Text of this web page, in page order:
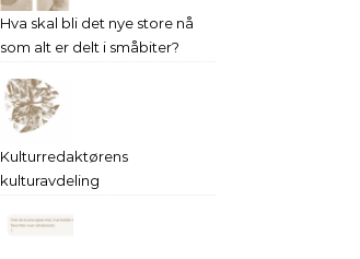
Hva skal bli det nye store nå
som alt er delt i småbiter?
Kulturredaktørens
kulturavdeling